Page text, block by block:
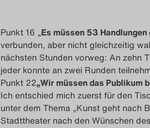
Punkt 16 „Es müssen 53
verbunden, aber nicht gleichzeitig
nächsten Stunden vorweg: An zehn
jeder konnte an zwei Runden
Punkt 22„Wir müssen das Publikum
Ich entschied mich zuerst für den
unter dem Thema „Kunst geht nach
Stadttheater nach den Wünschen